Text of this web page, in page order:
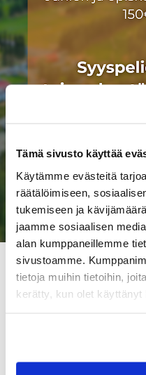
Tämä sivusto käyttää
Käytämme evästeitä
räätälöimiseen,
tukemiseen ja
jaamme sosiaalisen
alan kumppaneillemme
sivustoamme.
tietoja muihin tietoihin,
kerätty, kun olet käyttänyt